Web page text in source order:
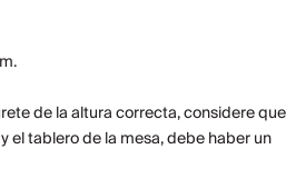
de la altura correcta, considere que
el tablero de la mesa, debe haber un